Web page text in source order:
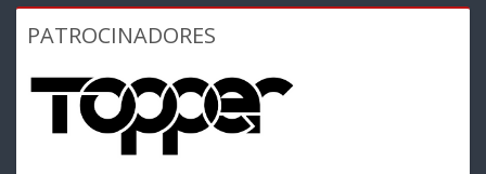
PATROCINADORES